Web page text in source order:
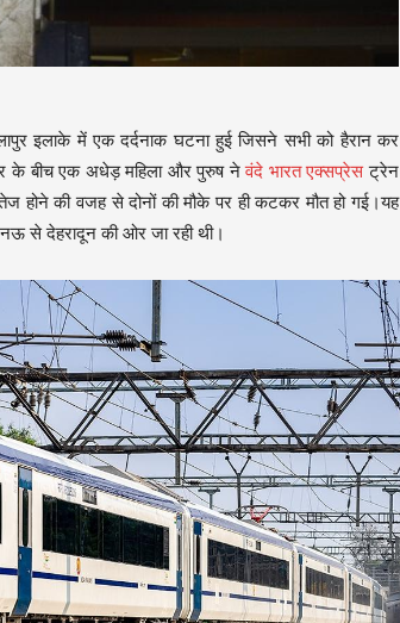
इलाके में एक दर्दनाक घटना हुई जिसने सभी को हैरान कर
के बीच एक अधेड़ महिला और पुरुष नेवंदे भारत एक्सप्रेसट्रेन
की वजह से दोनों की मौके पर ही कटकर मौत हो गई।यह
से देहरादून की ओर जा रही थी।